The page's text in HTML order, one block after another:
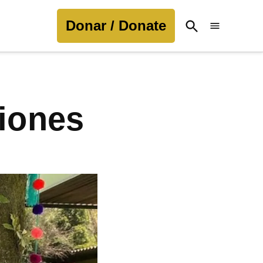
Donar / Donate
Open
Search